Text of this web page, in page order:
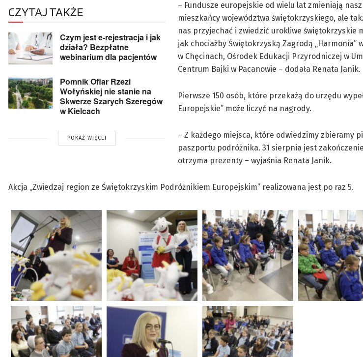
CZYTAJ TAKŻE
Czym jest e-rejestracja i jak
działa? Bezpłatne
webinarium dla pacjentów
Pomnik Ofiar Rzezi
Wołyńskiej nie stanie na
Skwerze Szarych Szeregów
w Kielcach
POKAŻ WIĘCEJ
– Fundusze europejskie od wielu lat zmieniają
mieszkańcy województwa świętokrzyskiego, ale
nas przyjechać i zwiedzić urokliwe świętokrzyskie
jak chociażby Świętokrzyską Zagrodą „Harmonia”
w Chęcinach, Ośrodek Edukacji Przyrodniczej w
Centrum Bajki w Pacanowie – dodała Renata Janik.
Pierwsze 150 osób, które przekażą do urzędu
Europejskie” może liczyć na nagrody.
– Z każdego miejsca, które odwiedzimy zbieramy
paszportu podróżnika. 31 sierpnia jest
otrzyma prezenty – wyjaśnia Renata Janik.
Akcja „Zwiedzaj region ze Świętokrzyskim Podróżnikiem Europejskim” realizowana jest po raz 5.